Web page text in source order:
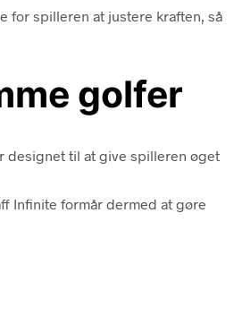
for spilleren at justere kraften, så
golfer
designet til at give spilleren øget
Infinite formår dermed at gøre